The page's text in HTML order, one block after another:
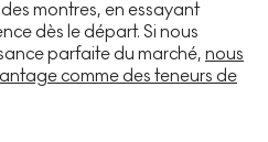
montres, en essayant
dès le départ. Si nous
parfaite du marché, nous
comme des teneurs de